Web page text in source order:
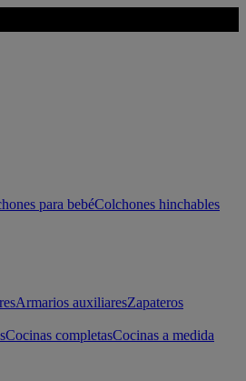
para bebéColchones hinchables
Armarios auxiliaresZapateros
Cocinas completasCocinas a medida